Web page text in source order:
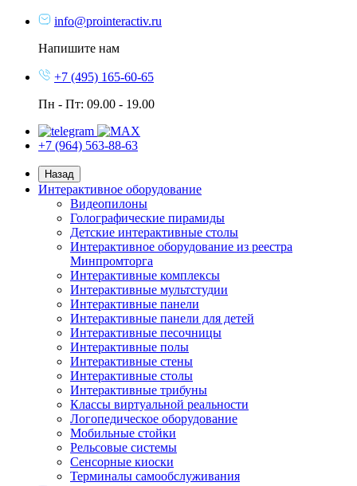
info@prointeractiv.ru
Напишите нам
+7 (495) 165-60-65
Пн - Пт: 09.00 - 19.00
+7 (964) 563-88-63
Назад
Интерактивное оборудование
Видеопилоны
Голографические пирамиды
Детские интерактивные столы
Интерактивное оборудование из реестра
Минпромторга
Интерактивные комплексы
Интерактивные мультстудии
Интерактивные панели
Интерактивные панели для детей
Интерактивные песочницы
Интерактивные полы
Интерактивные стены
Интерактивные столы
Интерактивные трибуны
Классы виртуальной реальности
Логопедическое оборудование
Мобильные стойки
Рельсовые системы
Сенсорные киоски
Терминалы самообслуживания